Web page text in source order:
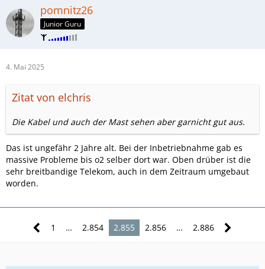
pomnitz26
Junior Guru
4. Mai 2025
Zitat von elchris
Die Kabel und auch der Mast sehen aber garnicht gut aus.
Das ist ungefähr 2 Jahre alt. Bei der Inbetriebnahme gab es
massive Probleme bis o2 selber dort war. Oben drüber ist die
sehr breitbandige Telekom, auch in dem Zeitraum umgebaut
worden.
1 … 2.854 2.855 2.856 … 2.886